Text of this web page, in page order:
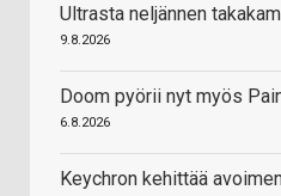
Ultrasta neljännen
9.8.2026
Doom pyörii nyt myös
6.8.2026
Keychron kehittää